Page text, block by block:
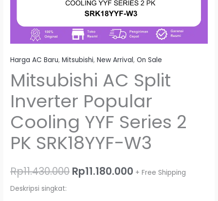
Harga AC Baru,Mitsubishi,New Arrival,On Sale
Mitsubishi AC Split
Inverter Popular
Cooling YYF Series 2
PK SRK18YYF-W3
Rp11.430.000 Rp11.180.000 + Free Shipping
Deskripsi singkat: